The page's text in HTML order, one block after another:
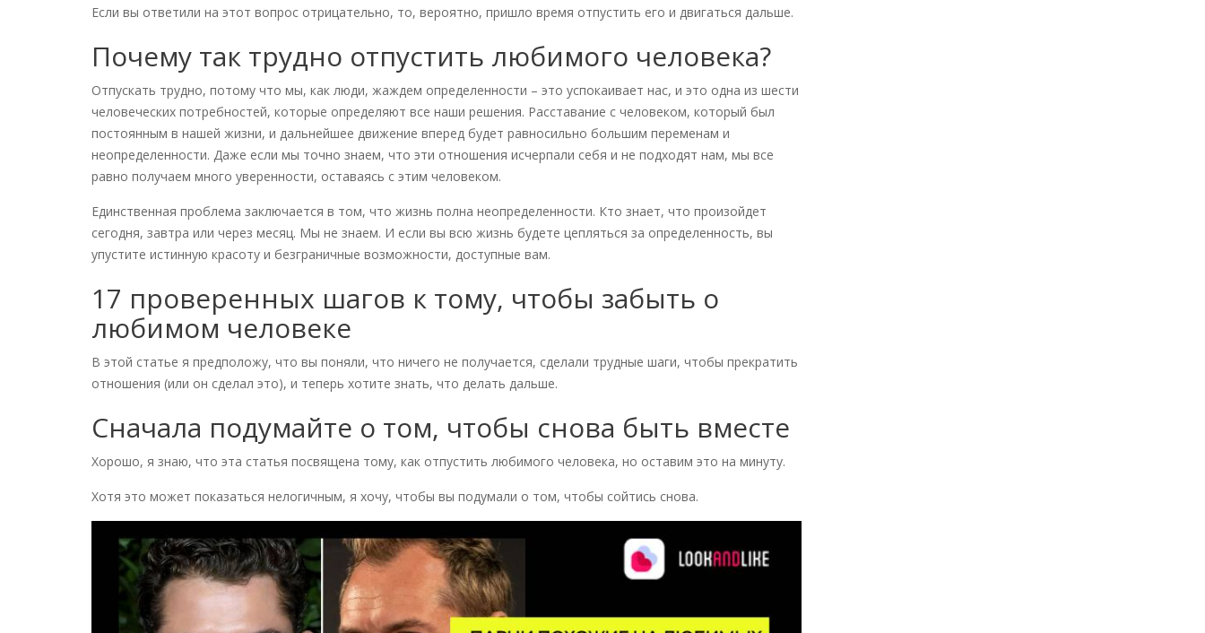
Если вы ответили на этот вопрос отрицательно, то, вероятно, пришло время отпустить его и двигаться дальше.
Почему так трудно отпустить любимого человека?
Отпускать трудно, потому что мы, как люди, жаждем определенности – это успокаивает нас, и это одна из шести
человеческих потребностей, которые определяют все наши решения. Расставание с человеком, который был
постоянным в нашей жизни, и дальнейшее движение вперед будет равносильно большим переменам и
неопределенности. Даже если мы точно знаем, что эти отношения исчерпали себя и не подходят нам, мы все
равно получаем много уверенности, оставаясь с этим человеком.
Единственная проблема заключается в том, что жизнь полна неопределенности. Кто знает, что произойдет
сегодня, завтра или через месяц. Мы не знаем. И если вы всю жизнь будете цепляться за определенность, вы
упустите истинную красоту и безграничные возможности, доступные вам.
17 проверенных шагов к тому, чтобы забыть о
любимом человеке
В этой статье я предположу, что вы поняли, что ничего не получается, сделали трудные шаги, чтобы прекратить
отношения (или он сделал это), и теперь хотите знать, что делать дальше.
Сначала подумайте о том, чтобы снова быть вместе
Хорошо, я знаю, что эта статья посвящена тому, как отпустить любимого человека, но оставим это на минуту.
Хотя это может показаться нелогичным, я хочу, чтобы вы подумали о том, чтобы сойтись снова.